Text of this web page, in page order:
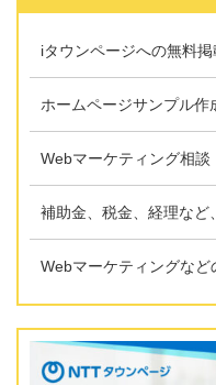
iタウンページへの無料掲
ホームページサンプル作
Webマーケティング相談
補助金、税金、経理など
Webマーケティングな